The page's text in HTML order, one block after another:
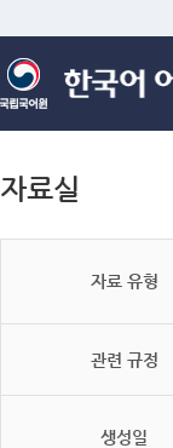
자료실
자료 유형
관련 규정
생성일